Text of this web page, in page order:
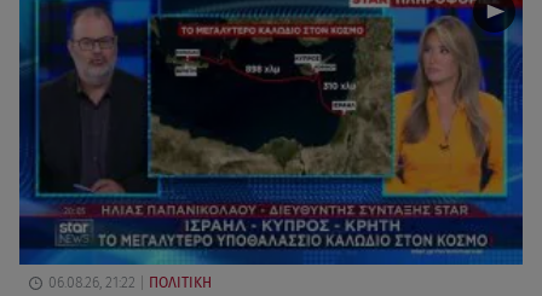
06.08.26, 21:22 ΠΟΛΙΤΙΚΗ